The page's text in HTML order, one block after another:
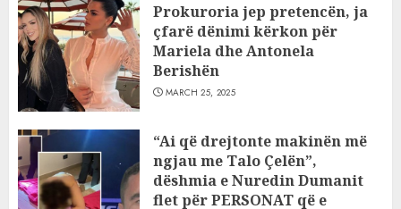
Prokuroria jep pretencën, ja
çfarë dënimi kërkon për
Mariela dhe Antonela
Berishën
MARCH 25, 2025
“Ai që drejtonte makinën më
ngjau me Talo Çelën”,
dëshmia e Nuredin Dumanit
flet për PERSONAT që e